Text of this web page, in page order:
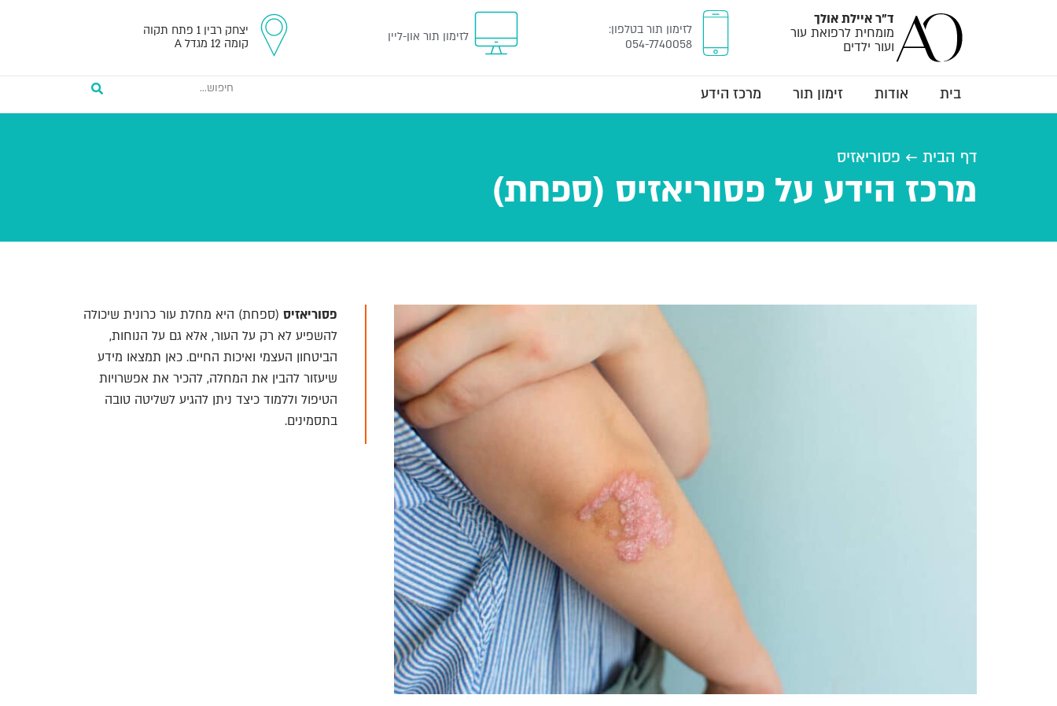
ד"ראיילת אולך
מומחית לרפואת עור
ועור ילדים
לזימון תור בטלפון:
054-7740058
לזימון תור און-ליין
יצחק רבין 1 פתח תקוה
קומה 12 מגדל A
בית אודות זימון תור מרכז הידע
דף הבית ← פסוריאזיס
מרכז הידע על פסוריאזיס (ספחת)
פסוריאזיס (ספחת) היא מחלת עור כרונית שיכולה
להשפיע לא רק על העור, אלא גם על הנוחות,
הביטחון העצמי ואיכות החיים. כאן תמצאו מידע
שיעזור להבין את המחלה, להכיר את אפשרויות
הטיפול וללמוד כיצד ניתן להגיע לשליטה טובה
בתסמינים.